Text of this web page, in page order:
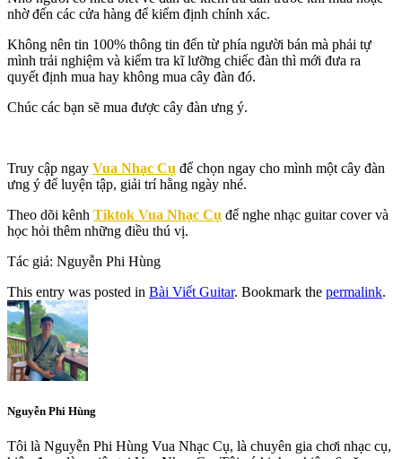
nhờ đến các cửa hàng để kiểm định chính xác.
Không nên tin 100% thông tin đến từ phía người bán mà phải tự
mình trải nghiệm và kiểm tra kĩ lưỡng chiếc đàn thì mới đưa ra
quyết định mua hay không mua cây đàn đó.
Chúc các bạn sẽ mua được cây đàn ưng ý.
Truy cập ngay Vua Nhạc Cụ để chọn ngay cho mình một cây đàn
ưng ý để luyện tập, giải trí hằng ngày nhé.
Theo dõi kênh Tiktok Vua Nhạc Cụ để nghe nhạc guitar cover và
học hỏi thêm những điều thú vị.
Tác giả: Nguyễn Phi Hùng
This entry was posted in Bài Viết Guitar. Bookmark the permalink.
Nguyễn Phi Hùng
Tôi là Nguyễn Phi Hùng Vua Nhạc Cụ, là chuyên gia chơi nhạc cụ,